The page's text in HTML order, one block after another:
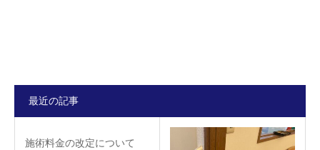
最近の記事
施術料金の改定について